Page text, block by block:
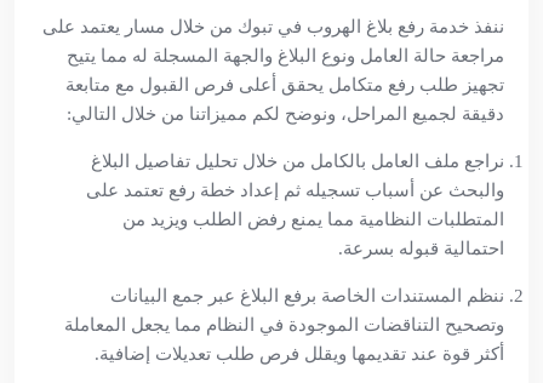
ننفذ خدمة رفع بلاغ الهروب في تبوك من خلال مسار يعتمد على
مراجعة حالة العامل ونوع البلاغ والجهة المسجلة له مما يتيح
تجهيز طلب رفع متكامل يحقق أعلى فرص القبول مع متابعة
دقيقة لجميع المراحل، ونوضح لكم مميزاتنا من خلال التالي:
نراجع ملف العامل بالكامل من خلال تحليل تفاصيل البلاغ
والبحث عن أسباب تسجيله ثم إعداد خطة رفع تعتمد على
المتطلبات النظامية مما يمنع رفض الطلب ويزيد من
احتمالية قبوله بسرعة.
ننظم المستندات الخاصة برفع البلاغ عبر جمع البيانات
وتصحيح التناقضات الموجودة في النظام مما يجعل المعاملة
أكثر قوة عند تقديمها ويقلل فرص طلب تعديلات إضافية.